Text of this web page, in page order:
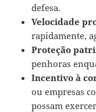
defesa.
Velocidade
rapidamente,
Proteção
penhoras
Incentivo à
ou empresas
possam